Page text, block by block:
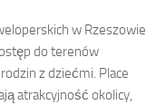
w Rzeszowie
do terenów
z dziećmi. Place
atrakcyjność okolicy,